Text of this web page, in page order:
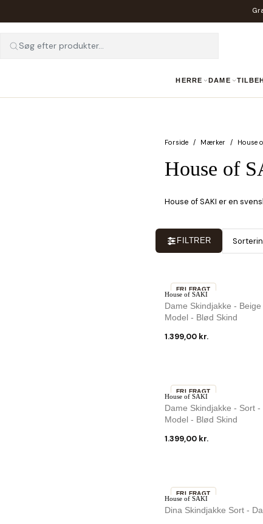
Søg efter produkter...
HERRE DAME
Forside Mærker House
House of
House of SAKI er en
FILTRER
House of SAKI
Dame Skindjakke -
Model - Blød Skind
1.399,00 kr.
FRI FRAGT
House of SAKI
Dame Skindjakke - Sort
Model - Blød Skind
1.399,00 kr.
FRI FRAGT
House of SAKI
Dina Skindjakke Sort -
FRI FRAGT